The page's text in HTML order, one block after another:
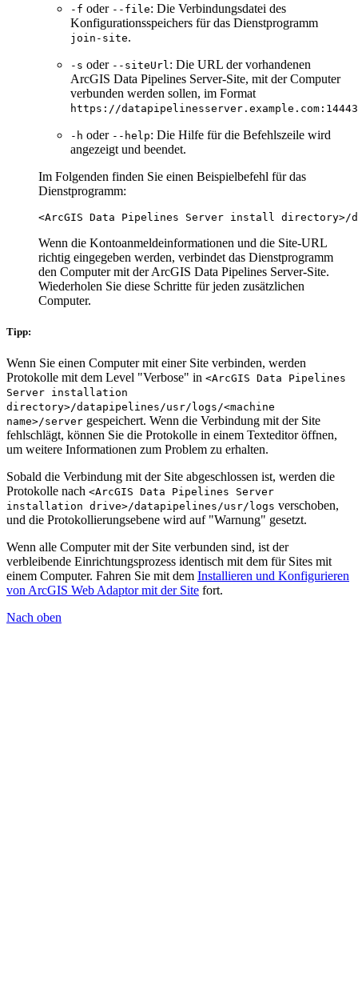
-f oder --file: Die Verbindungsdatei des
Konfigurationsspeichers für das Dienstprogramm
join-site.
-s oder --siteUrl : Die URL der vorhandenen
ArcGIS Data Pipelines Server-Site, mit der Computer
verbunden werden sollen, im Format
https://
-h oder --help: Die Hilfe für die Befehlszeile wird
angezeigt und beendet.
Im Folgenden finden Sie einen Beispielbefehl für das
Dienstprogramm:
Wenn die Kontoanmeldeinformationen und die Site-URL
richtig eingegeben werden, verbindet das Dienstprogramm
den Computer mit der ArcGIS Data Pipelines Server-Site.
Wiederholen Sie diese Schritte für jeden zusätzlichen
Computer.
Tipp:
Wenn Sie einen Computer mit einer Site verbinden, werden
Protokolle mit dem Level "Verbose" in <ArcGIS Data Pipelines
Server installation
directory>/datapipelines/usr/logs/<machine
name>/server gespeichert. Wenn die Verbindung mit der Site
fehlschlägt, können Sie die Protokolle in einem Texteditor öffnen,
um weitere Informationen zum Problem zu erhalten.
Sobald die Verbindung mit der Site abgeschlossen ist, werden die
Protokolle nach <ArcGIS Data Pipelines Server
installation drive>/datapipelines/usr/logs verschoben,
und die Protokollierungsebene wird auf "Warnung" gesetzt.
Wenn alle Computer mit der Site verbunden sind, ist der
verbleibende Einrichtungsprozess identisch mit dem für Sites mit
einem Computer. Fahren Sie mit dem Installieren und Konfigurieren
von ArcGIS Web Adaptor mit der Site fort.
Nach oben